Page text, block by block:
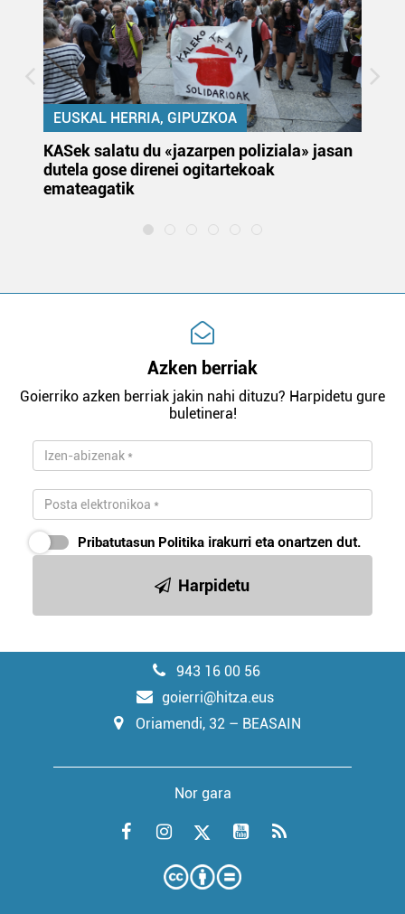
EUSKAL HERRIA, GIPUZKOA
KASek salatu du «jazarpen poliziala» jasan
dutela gose direnei ogitartekoak
emateagatik
Azken berriak
Goierriko azken berriak jakin nahi dituzu? Harpidetu gure
buletinera!
Pribatutasun Politika irakurri eta onartzen dut.
Harpidetu
943 16 00 56
goierri@hitza.eus
Oriamendi, 32 – BEASAIN
Nor gara